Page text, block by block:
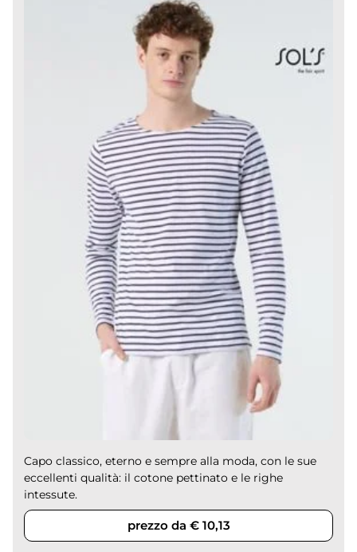
Capo classico, eterno e sempre alla moda, con le sue
eccellenti qualità: il cotone pettinato e le righe
intessute.
prezzo da € 10,13